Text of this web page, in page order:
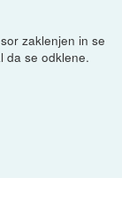
zaklenjen in se
da se odklene.